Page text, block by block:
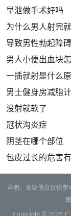
早泄做手术好吗
为什么男人射完
导致男性勃起障
男人小便出血块
一插就射是什么
男士健身房减脂
没射就软了
冠状沟炎症
阴茎在哪个部位
包皮过长的危害
声明：本站信息仅供
Copyright © 2026